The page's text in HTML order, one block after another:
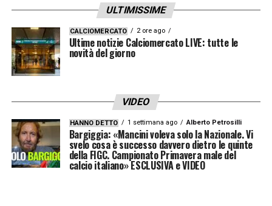
ULTIMISSIME
CALCIOMERCATO 2 ore ago
Ultime notizie Calciomercato LIVE: tutte le
novità del giorno
VIDEO
HANNO DETTO 1 settimana ago Alberto Petrosilli
Bargiggia: «Mancini voleva solo la Nazionale. Vi
svelo cosa è successo davvero dietro le quinte
della FIGC. Campionato Primavera male del
calcio italiano» ESCLUSIVA e VIDEO